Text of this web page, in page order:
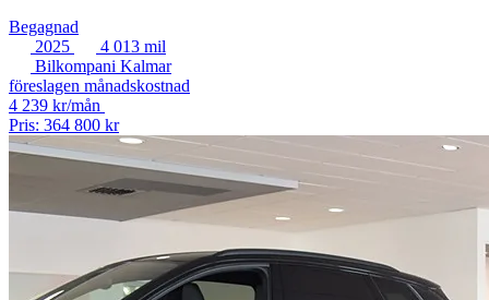
Begagnad
2025
4 013 mil
Bilkompani Kalmar
föreslagen månadskostnad
4 239 kr/mån
Pris: 364 800 kr